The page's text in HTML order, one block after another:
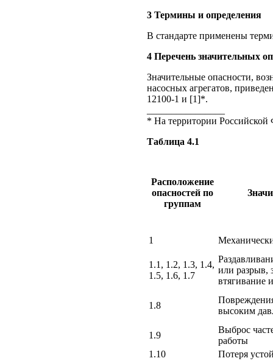
3 Термины и определения
В стандарте применены
4 Перечень значительных
Значительные опасности,
насосных агрегатов,
12100-1 и [1]*.
* На территории
Таблица 4.1
Расположение
опасностей по
группам
1
1.1, 1.2, 1.3, 1.4,
1.5, 1.6, 1.7
или разрыв,
втягивание
1.8
высоким
1.9
Выброс
работы
1.10
Потеря